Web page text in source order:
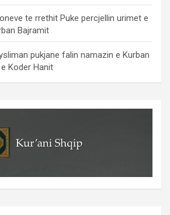
te rrethit Puke percjellin urimet e
Bajramit
pukjane falin namazin e Kurban
Koder Hanit